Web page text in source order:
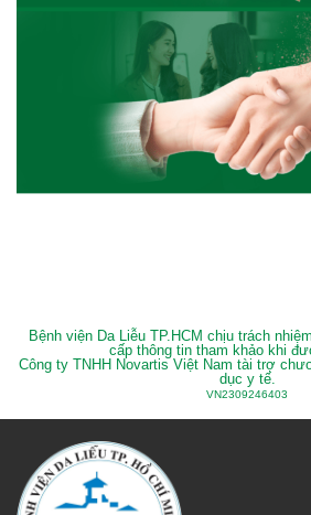
Bệnh viện Da Liễu TP.HCM chịu trách
cấp thông tin tham khảo khi
Công ty TNHH Novartis Việt Nam tài trợ
dục y tế.
VN2309246403